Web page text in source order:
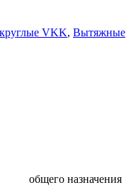
VKK, Вытяжные
общего назначения